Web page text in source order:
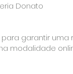
Donato
garantir
modalidade